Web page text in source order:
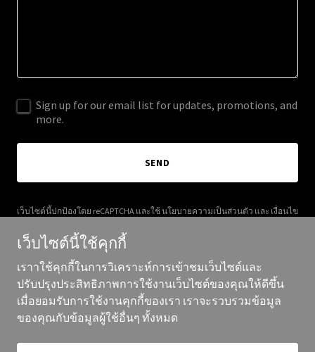
Sign up for our email list for updates, promotions, and
more.
SEND
เว็บไซต์นี้ปกป้องโดย reCAPTCHA และใช้นโยบายความเป็นส่วนตัว และ เงื่อนไข
ลิขสิทธิ์ ©2025 well-able.co - สงวนสิทธิ์ทุกประการ
เว็บไซต์นี้ใช้คุกกี้
เราาใช้คุกกี้ในการวิเคราะห์การเข้าชมเว็บไซต์และ
ปรับปรุงประสิทธิภาพการใช้งานเว็บไซต์ของคุณให้ดีขึ้น
เมื่อยอมรับการใช้งานคุกกี้ของเรา เราจะรวบรวมข้อมูล
ของคุณกับข้อมูลผู้ใช้อื่นๆ ทั้งหมด